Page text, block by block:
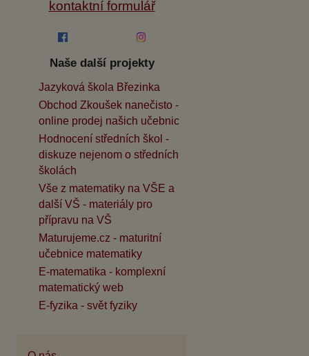
kontaktní formulář
Naše další projekty
Jazyková škola Březinka
Obchod Zkoušek nanečisto -
online prodej našich učebnic
Hodnocení středních škol -
diskuze nejenom o středních
školách
Vše z matematiky na VŠE a
další VŠ - materiály pro
přípravu na VŠ
Maturujeme.cz - maturitní
učebnice matematiky
E-matematika - komplexní
matematický web
E-fyzika - svět fyziky